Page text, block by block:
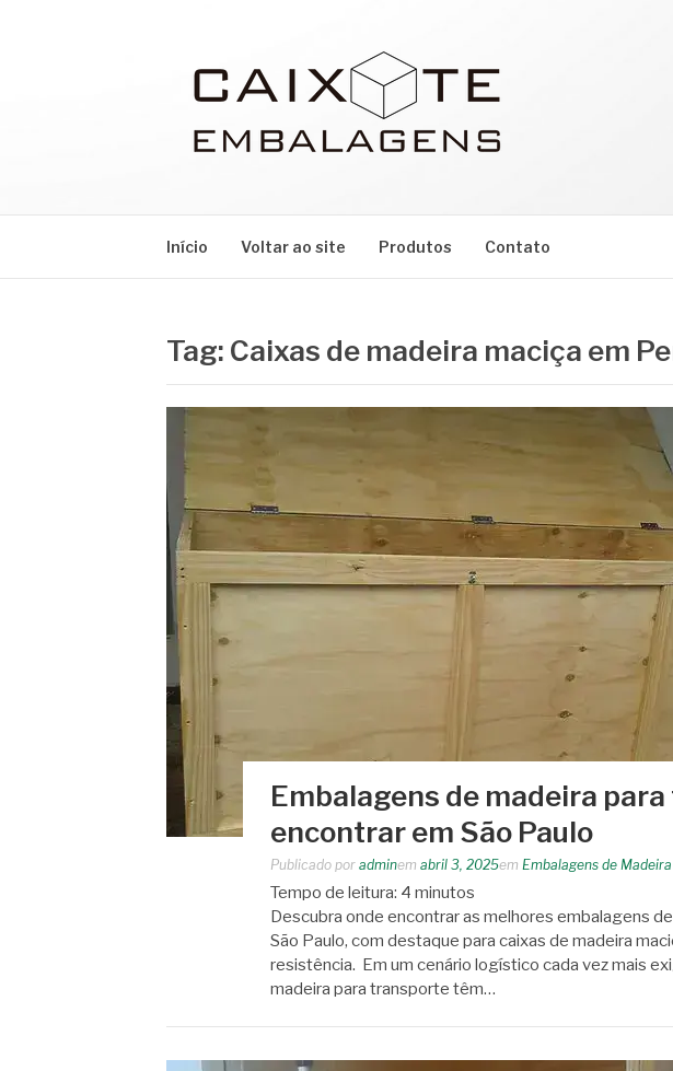
Início Voltar ao site Produtos Contato
Tag: Caixas de madeira maciça em
Embalagens de madeira
encontrar em São Paulo
Publicado por adminem abril 3, 2025em Embalagens de Madeira
Tempo de leitura: 4 minutos
Descubra onde encontrar as melhores embalagens
São Paulo, com destaque para caixas de madeira
resistência. Em um cenário logístico cada vez mais
madeira para transporte têm…